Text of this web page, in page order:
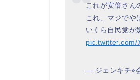
これが安倍さん
これ、マジでや
いくら自民党が
pic.twitter.com/
— ジェンキチ⭐︎